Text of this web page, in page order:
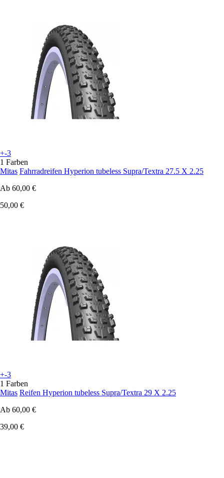
+-3
1 Farben
Mitas Fahrradreifen Hyperion tubeless Supra/Textra 27.5 X 2.25
Ab 60,00 €
50,00 €
+-3
1 Farben
Mitas Reifen Hyperion tubeless Supra/Textra 29 X 2.25
Ab 60,00 €
39,00 €